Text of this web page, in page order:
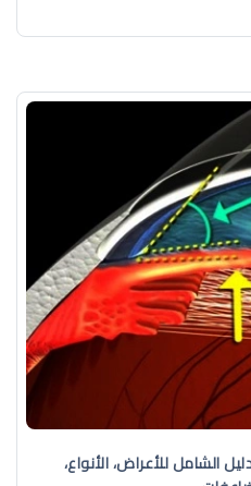
الشامل للأعراض، الأنواع،